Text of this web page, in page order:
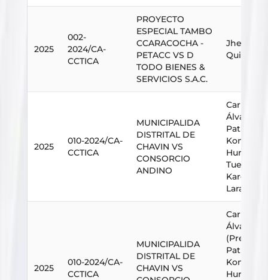
2025
002-
2024/CA-
CCTICA
PROYECTO
ESPECIAL TAMBO
CCARACOCHA -
PETACC VS D
TODO BIENES &
SERVICIOS S.A.C.
Quispe
2025
010-2024/CA-
CCTICA
MUNICIPALIDA
DISTRITAL DE
CHAVIN VS
CONSORCIO
ANDINO
Carlos
Álvarez
Patrick
Hurtado
Karem
Lara
2025
010-2024/CA-
CCTICA
MUNICIPALIDA
DISTRITAL DE
CHAVIN VS
Carlos
Álvarez
Patrick
Hurtado